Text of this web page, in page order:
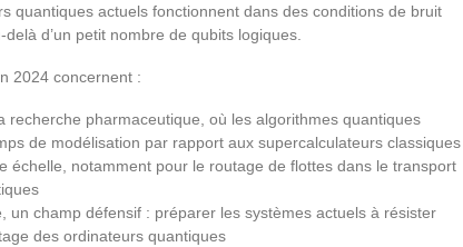
quantiques actuels fonctionnent dans des conditions de bruit
d’un petit nombre de qubits logiques.
2024 concernent :
recherche pharmaceutique, où les algorithmes quantiques
de modélisation par rapport aux supercalculateurs classiques
échelle, notamment pour le routage de flottes dans le transport
un champ défensif : préparer les systèmes actuels à résister
des ordinateurs quantiques